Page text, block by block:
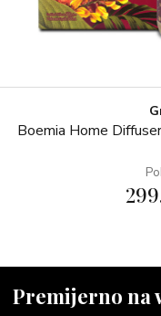
Boemia Home
Premijerno na